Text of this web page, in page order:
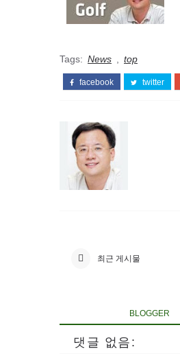
Tags: News top
facebook twitter
최근 게시물
BLOGGER
댓글 없음: